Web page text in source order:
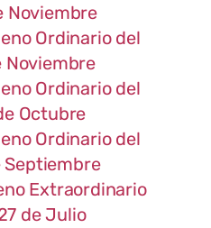
Noviembre
Ordinario del
Noviembre
Ordinario del
Octubre
Ordinario del
Septiembre
Extraordinario
de Julio